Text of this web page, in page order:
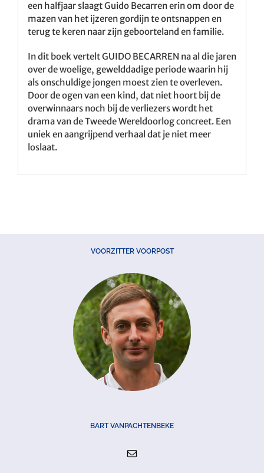
een halfjaar slaagt Guido Becarren erin om door de
mazen van het ijzeren gordijn te ontsnappen en
terug te keren naar zijn geboorteland en familie.
In dit boek vertelt GUIDO BECARREN na al die jaren
over de woelige, gewelddadige periode waarin hij
als onschuldige jongen moest zien te overleven.
Door de ogen van een kind, dat niet hoort bij de
overwinnaars noch bij de verliezers wordt het
drama van de Tweede Wereldoorlog concreet. Een
uniek en aangrijpend verhaal dat je niet meer
loslaat.
VOORZITTER VOORPOST
BART VANPACHTENBEKE